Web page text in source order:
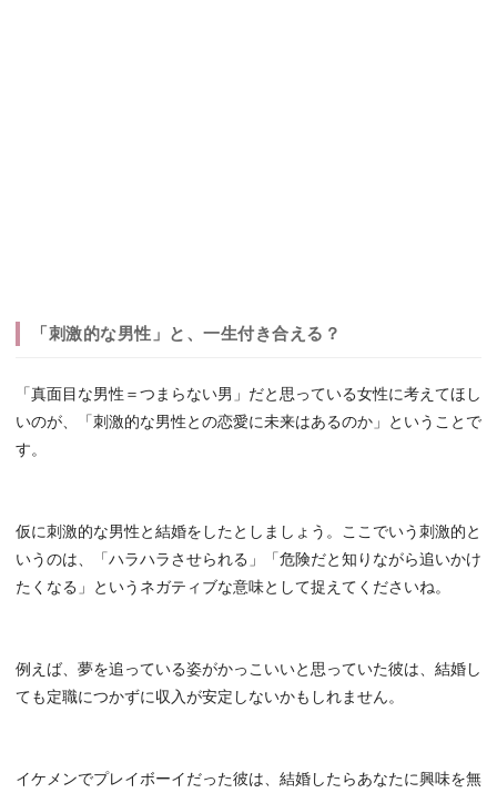
「刺激的な男性」と、一生付き合える？
「真面目な男性＝つまらない男」だと思っている女性に考えてほし
いのが、「刺激的な男性との恋愛に未来はあるのか」ということで
す。
仮に刺激的な男性と結婚をしたとしましょう。ここでいう刺激的と
いうのは、「ハラハラさせられる」「危険だと知りながら追いかけ
たくなる」というネガティブな意味として捉えてくださいね。
例えば、夢を追っている姿がかっこいいと思っていた彼は、結婚し
ても定職につかずに収入が安定しないかもしれません。
イケメンでプレイボーイだった彼は、結婚したらあなたに興味を無